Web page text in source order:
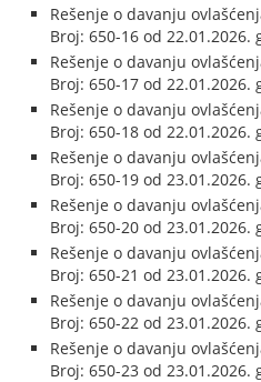
Rešenje o davanju
Broj: 650-16 od 22.01.2026.
Rešenje o davanju
Broj: 650-17 od 22.01.2026.
Rešenje o davanju
Broj: 650-18 od 22.01.2026.
Rešenje o davanju
Broj: 650-19 od 23.01.2026.
Rešenje o davanju
Broj: 650-20 od 23.01.2026.
Rešenje o davanju
Broj: 650-21 od 23.01.2026.
Rešenje o davanju
Broj: 650-22 od 23.01.2026.
Rešenje o davanju
Broj: 650-23 od 23.01.2026.